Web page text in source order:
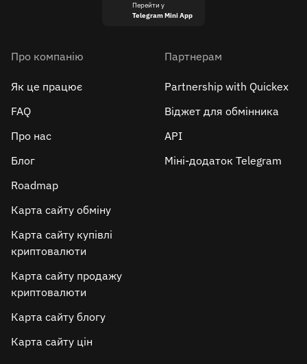
Перейти у
Telegram Mini App
Про компанію
Як це працює
FAQ
Про нас
Блог
Roadmap
Карта сайту обміну
Карта сайту купівлі
криптовалюти
Карта сайту продажу
криптовалюти
Карта сайту блогу
Карта сайту цін
Партнерам
Partnership with Quickex
Віджет для обмінника
API
Міні-додаток Telegram